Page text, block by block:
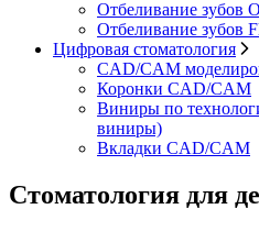
Отбеливание зубов
Отбеливание зубов
Цифровая стоматология
CAD/CAM
Коронки CAD/CAM
Виниры по
виниры)
Вкладки CAD/CAM
Стоматология для